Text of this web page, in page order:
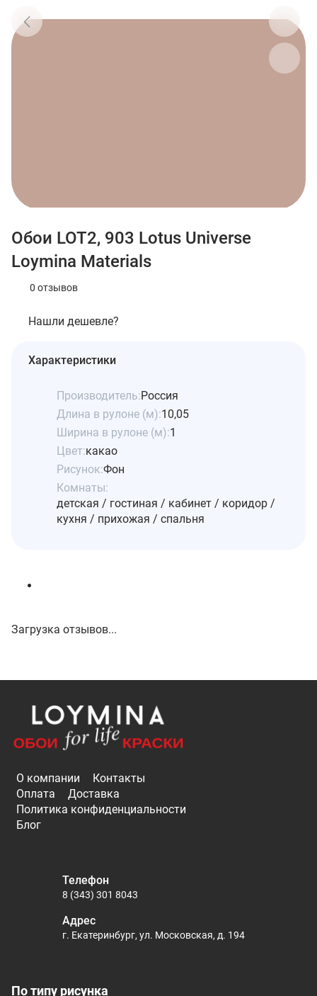
Обои LOT2, 903 Lotus Universe
Loymina Materials
0 отзывов
Нашли дешевле?
Характеристики
Производитель:Россия
Длина в рулоне (м):10,05
Ширина в рулоне (м):1
Цвет:какао
Рисунок:Фон
Комнаты:
детская / гостиная / кабинет / коридор /
кухня / прихожая / спальня
Загрузка отзывов...
О компании
Контакты
Оплата
Доставка
Политика конфиденциальности
Блог
По типу рисунка
Телефон
8 (343) 301 8043
Адрес
г. Екатеринбург, ул. Московская, д. 194